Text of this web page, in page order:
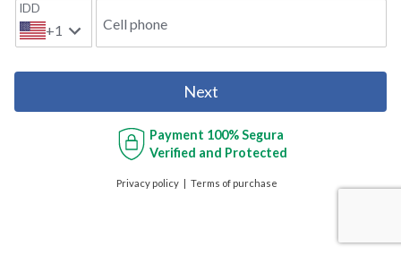
IDD
+1 Cell phone
Next
Payment 100% Segura
Verified and Protected
Privacy policy Terms of purchase